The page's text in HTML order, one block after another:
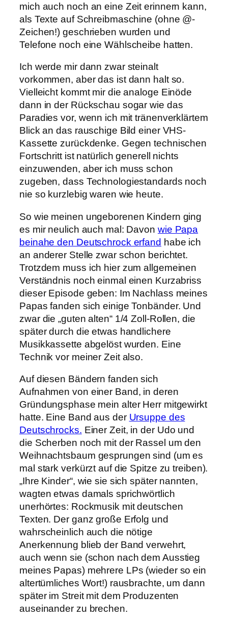
mich auch noch an eine Zeit erinnern kann,
als Texte auf Schreibmaschine (ohne @-
Zeichen!) geschrieben wurden und
Telefone noch eine Wählscheibe hatten.
Ich werde mir dann zwar steinalt
vorkommen, aber das ist dann halt so.
Vielleicht kommt mir die analoge Einöde
dann in der Rückschau sogar wie das
Paradies vor, wenn ich mit tränenverklärtem
Blick an das rauschige Bild einer VHS-
Kassette zurückdenke. Gegen technischen
Fortschritt ist natürlich generell nichts
einzuwenden, aber ich muss schon
zugeben, dass Technologiestandards noch
nie so kurzlebig waren wie heute.
So wie meinen ungeborenen Kindern ging
es mir neulich auch mal: Davon wie Papa
beinahe den Deutschrock erfand habe ich
an anderer Stelle zwar schon berichtet.
Trotzdem muss ich hier zum allgemeinen
Verständnis noch einmal einen Kurzabriss
dieser Episode geben: Im Nachlass meines
Papas fanden sich einige Tonbänder. Und
zwar die „guten alten“ 1/4 Zoll-Rollen, die
später durch die etwas handlichere
Musikkassette abgelöst wurden. Eine
Technik vor meiner Zeit also.
Auf diesen Bändern fanden sich
Aufnahmen von einer Band, in deren
Gründungsphase mein alter Herr mitgewirkt
hatte. Eine Band aus der Ursuppe des
Deutschrocks. Einer Zeit, in der Udo und
die Scherben noch mit der Rassel um den
Weihnachtsbaum gesprungen sind (um es
mal stark verkürzt auf die Spitze zu treiben).
„Ihre Kinder“, wie sie sich später nannten,
wagten etwas damals sprichwörtlich
unerhörtes: Rockmusik mit deutschen
Texten. Der ganz große Erfolg und
wahrscheinlich auch die nötige
Anerkennung blieb der Band verwehrt,
auch wenn sie (schon nach dem Ausstieg
meines Papas) mehrere LPs (wieder so ein
altertümliches Wort!) rausbrachte, um dann
später im Streit mit dem Produzenten
auseinander zu brechen.